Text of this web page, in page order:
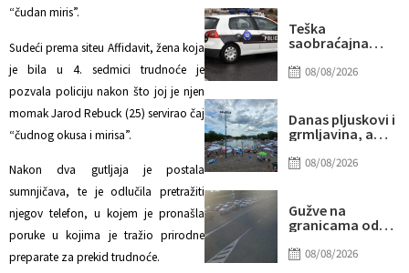
“čudan miris”.
Sudeći prema siteu Affidavit, žena koja
je bila u 4. sedmici trudnoće je
pozvala policiju nakon što joj je njen
momak Jarod Rebuck (25) servirao čaj
“čudnog okusa i mirisa”.
Nakon dva gutljaja je postala
sumnjičava, te je odlučila pretražiti
njegov telefon, u kojem je pronašla
poruke u kojima je tražio prirodne
preparate za prekid trudnoće.
terenu
Teška
saobraćajna
Teretno vozilo
biciklistu
08/08/2026
Danas pljuskovi i
grmljavina, a
toplotni talas
08/08/2026
Gužve na
granicama od
Duga08/08/2026